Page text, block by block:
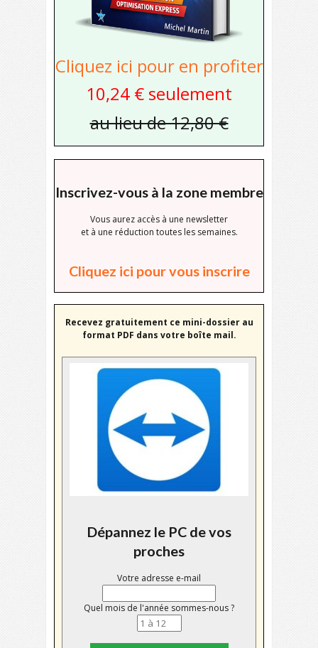
Cliquez ici pour en profiter
10,24 € seulement
au lieu de 12,80 €
Inscrivez-vous à la zone membre
Vous aurez accès à une newsletter
et à une réduction toutes les semaines.
Cliquez ici pour vous inscrire
Recevez gratuitement ce mini-dossier au
format PDF dans votre boîte mail.
Dépannez le PC de vos
proches
Votre adresse e-mail
Quel mois de l'année sommes-nous ?